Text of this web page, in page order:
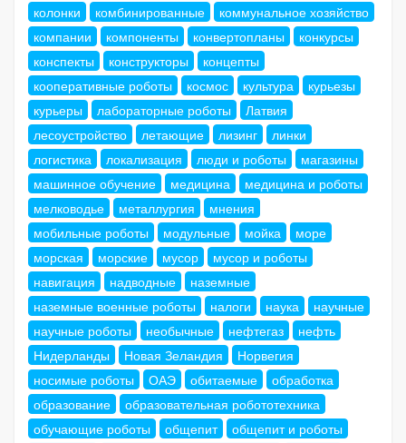
колонки
комбинированные
коммунальное хозяйство
компании
компоненты конвертопланы
конкурсы
конспекты
конструкторы
концепты
кооперативные роботы
космос культура
курьезы
курьеры
лабораторные роботы
Латвия
лесоустройство
летающие лизинг
линки
логистика
локализация люди и роботы
магазины
машинное обучение
медицина
медицина и роботы
мелководье
металлургия
мнения
мобильные роботы
модульные мойка
море
морская
морские мусор
мусор и роботы
навигация
надводные
наземные
наземные военные роботы
налоги наука
научные
научные роботы
необычные нефтегаз
нефть
Нидерланды
Новая Зеландия
Норвегия
носимые роботы
ОАЭ обитаемые
обработка
образование
образовательная робототехника
обучающие роботы
общепит
общепит и роботы